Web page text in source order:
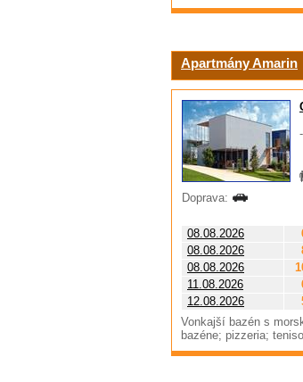
Apartmány Amarin
-
Doprava:
08.08.2026
08.08.2026
08.08.2026
11.08.2026
12.08.2026
Vonkajší bazén s
bazéne; pizzeria;